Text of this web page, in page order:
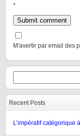
*
M'avertir par email des
Recent Posts
L’impératif catégorique